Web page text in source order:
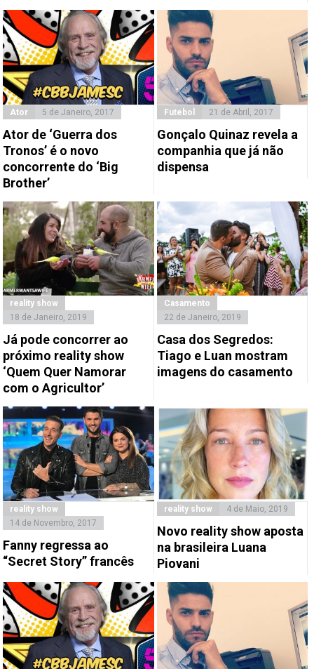
Ator 5 de Janeiro, 2017
Ator de ‘Guerra dos
Tronos’ é o novo
concorrente do ‘Big
Brother’
Futebol 21 de Abril, 2017
Gonçalo Quinaz revela a
companhia que já não
dispensa
reality show
18 de Janeiro, 2019
Já pode concorrer ao
próximo reality show
‘Quem Quer Namorar
com o Agricultor’
Casamento
22 de Janeiro, 2019
Casa dos Segredos:
Tiago e Luan mostram
imagens do casamento
reality show
14 de Novembro, 2017
Fanny regressa ao
“Secret Story” francês
reality show 4 de Maio, 2019
Novo reality show aposta
na brasileira Luana
Piovani